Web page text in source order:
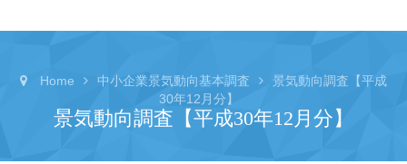
Home 中小企業景気動向基本調査
景気動向調査【平成
30年12月分】
景気動向調査【平成30年12月分】